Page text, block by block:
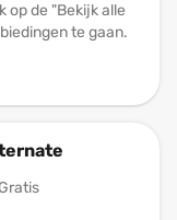
op de "Bekijk alle
te gaan.